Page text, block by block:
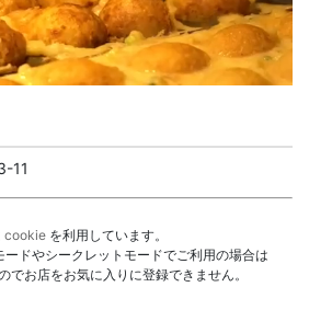
11
cookie を利用しています。
ドやシークレットモードでご利用の場合は
お店をお気に入りに登録できません。